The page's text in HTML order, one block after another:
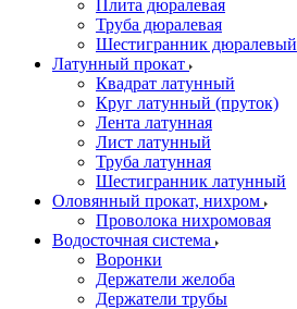
Плита дюралевая
Труба дюралевая
Шестигранник дюралевый
Латунный прокат
Квадрат латунный
Круг латунный (пруток)
Лента латунная
Лист латунный
Труба латунная
Шестигранник латунный
Оловянный прокат, нихром
Проволока нихромовая
Водосточная система
Воронки
Держатели желоба
Держатели трубы